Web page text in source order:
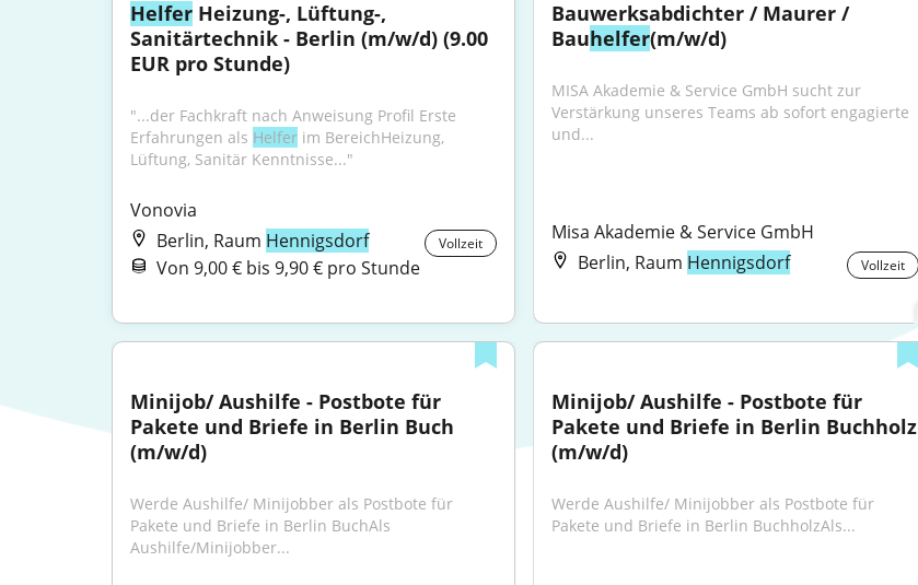
Helfer Heizung-, Lüftung-,
Sanitärtechnik - Berlin (m/w/d) (9.00
EUR pro Stunde)
"...der Fachkraft nach Anweisung Profil Erste
Erfahrungen als Helfer im BereichHeizung,
Lüftung, Sanitär Kenntnisse..."
Vonovia
Berlin, Raum Hennigsdorf Vollzeit
Von 9,00 € bis 9,90 € pro Stunde
Bauwerksabdichter / Maurer /
Bauhelfer(m/w/d)
MISA Akademie & Service GmbH sucht zur
Verstärkung unseres Teams ab sofort engagierte
und...
Misa Akademie & Service GmbH
Berlin, Raum Hennigsdorf Vollzeit
Minijob/ Aushilfe - Postbote für
Pakete und Briefe in Berlin Buch
(m/w/d)
Werde Aushilfe/ Minijobber als Postbote für
Pakete und Briefe in Berlin BuchAls
Aushilfe/Minijobber...
Minijob/ Aushilfe - Postbote für
Pakete und Briefe in Berlin Buchholz
(m/w/d)
Werde Aushilfe/ Minijobber als Postbote für
Pakete und Briefe in Berlin BuchholzAls...